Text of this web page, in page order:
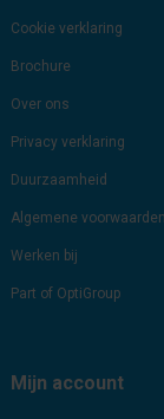
Cookie verklaring
Brochure
Over ons
Privacy verklaring
Duurzaamheid
Algemene voorwaarden
Werken bij
Part of OptiGroup
Mijn account